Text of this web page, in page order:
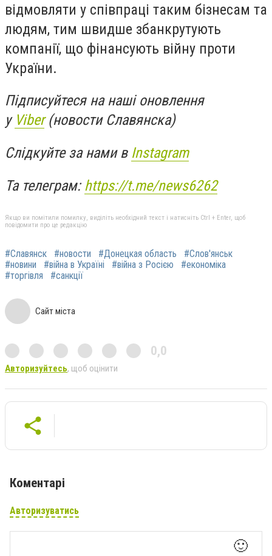
відмовляти у співпраці таким бізнесам та
людям, тим швидше збанкрутують
компанії, що фінансують війну проти
України.
Підписуйтеся на наші оновлення
у Viber(новости Славянска)
Слідкуйте за нами в Instagram
Та телеграм: https://t.me/news6262
Якщо ви помітили помилку, виділіть необхідний текст і натисніть Ctrl + Enter, щоб
повідомити про це редакцію
#Славянск #новости #Донецкая область
#Слов'янськ
#новини
#війна в Україні #війна з Росією
#економіка
#торгівля
#санкції
Сайт міста
0,0
Авторизуйтесь, щоб оцінити
Коментарі
Авторизуватись
🙂